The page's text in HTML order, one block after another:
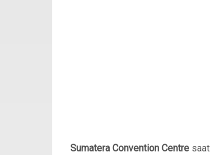
Sumatera Convention Centre saat